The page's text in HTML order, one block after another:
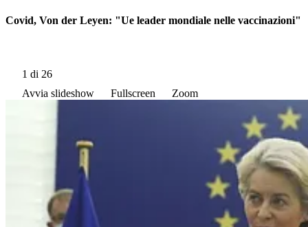
Covid, Von der Leyen: "Ue leader mondiale nelle vaccinazioni"
1 di 26
Avvia slideshow
Fullscreen Zoom